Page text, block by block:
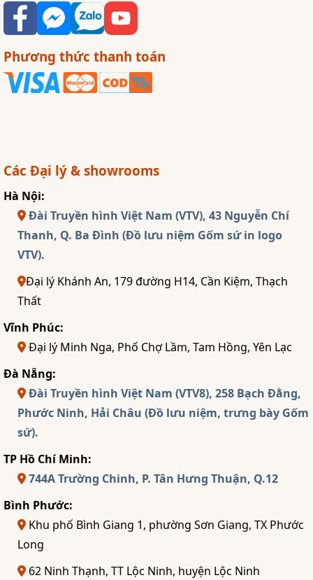
Phương thức thanh toán
Các Đại lý & showrooms
Hà Nội:
Đài Truyền hình Việt Nam (VTV), 43 Nguyễn Chí
Thanh, Q. Ba Đình (Đồ lưu niệm Gốm sứ in logo
VTV).
Đại lý Khánh An, 179 đường H14, Cần Kiệm, Thạch
Thất
Vĩnh Phúc:
Đại lý Minh Nga, Phố Chợ Lầm, Tam Hồng, Yên Lạc
Đà Nẵng:
Đài Truyền hình Việt Nam (VTV8), 258 Bạch Đằng,
Phước Ninh, Hải Châu (Đồ lưu niệm, trưng bày Gốm
sứ).
TP Hồ Chí Minh:
744A Trường Chinh, P. Tân Hưng Thuận, Q.12
Bình Phước:
Khu phố Bình Giang 1, phường Sơn Giang, TX Phước
Long
62 Ninh Thạnh, TT Lộc Ninh, huyện Lộc Ninh